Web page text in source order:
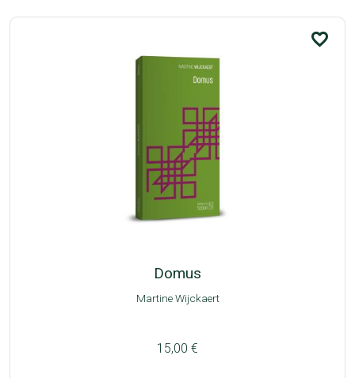
favorite_border
Domus
Martine Wijckaert
15,00 €